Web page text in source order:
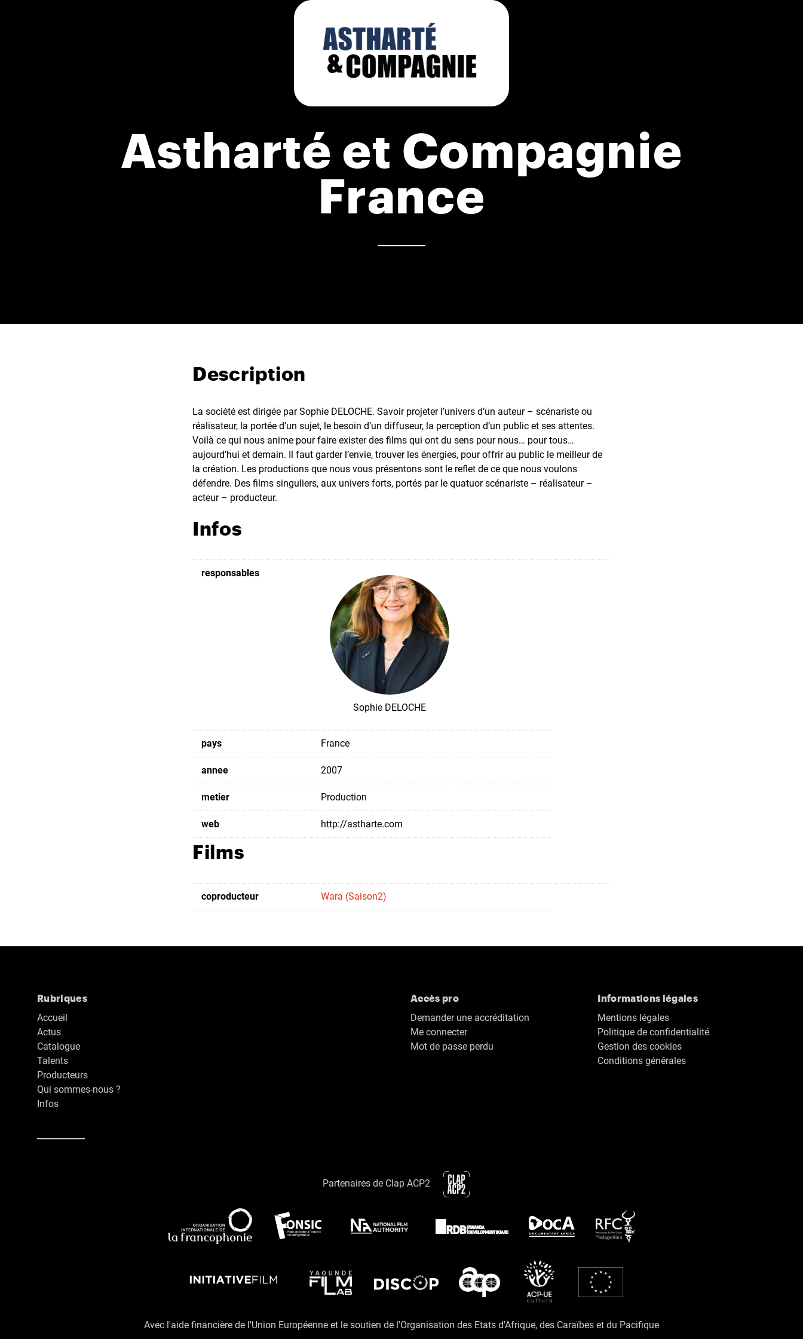
Astharté et Compagnie
France
Description
La société est dirigée par Sophie DELOCHE. Savoir projeter l’univers d’un auteur – scénariste ou
réalisateur, la portée d’un sujet, le besoin d’un diffuseur, la perception d’un public et ses attentes.
Voilà ce qui nous anime pour faire exister des films qui ont du sens pour nous… pour tous…
aujourd’hui et demain. Il faut garder l’envie, trouver les énergies, pour offrir au public le meilleur de
la création. Les productions que nous vous présentons sont le reflet de ce que nous voulons
défendre. Des films singuliers, aux univers forts, portés par le quatuor scénariste – réalisateur –
acteur – producteur.
Infos
responsables
Sophie DELOCHE
pays France
annee 2007
metier Production
web http://astharte.com
Films
coproducteur Wara (Saison2)
Rubriques
Accueil
Actus
Catalogue
Talents
Producteurs
Qui sommes-nous ?
Infos
Accès pro
Demander une accréditation
Me connecter
Mot de passe perdu
Informations légales
Mentions légales
Politique de confidentialité
Gestion des cookies
Conditions générales
Partenaires de Clap ACP2
Avec l'aide financière de l'Union Européenne et le soutien de l'Organisation des Etats d'Afrique, des Caraïbes et du Pacifique